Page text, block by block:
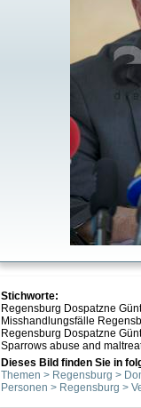
Stichworte:
Regensburg Dospatzne
Misshandlungsfälle
Regensburg Dospatzne
Sparrows abuse and
Dieses Bild finden Sie in
Themen > Regensburg >
Personen > Regensburg >